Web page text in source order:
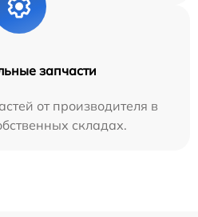
запчасти
от производителя в
складах.